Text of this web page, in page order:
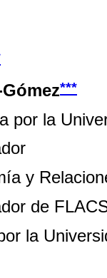
***
por la
y
de
la